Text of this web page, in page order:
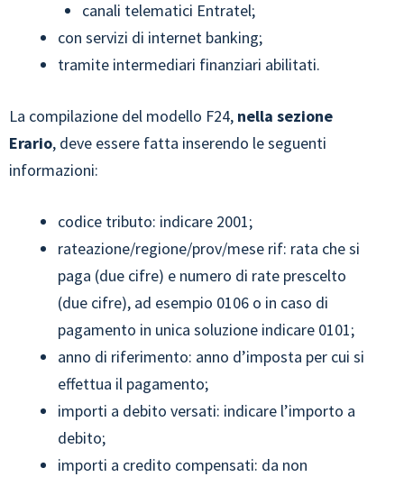
canali telematici Entratel;
con servizi di internet banking;
tramite intermediari finanziari abilitati.
La compilazione del modello F24, nella sezione
Erario, deve essere fatta inserendo le seguenti
informazioni:
codice tributo: indicare 2001;
rateazione/regione/prov/mese rif: rata che si
paga (due cifre) e numero di rate prescelto
(due cifre), ad esempio 0106 o in caso di
pagamento in unica soluzione indicare 0101;
anno di riferimento: anno d’imposta per cui si
effettua il pagamento;
importi a debito versati: indicare l’importo a
debito;
importi a credito compensati: da non